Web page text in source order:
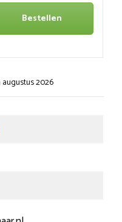
Bestellen
2026